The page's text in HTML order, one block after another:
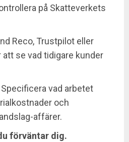
på Skatteverkets
Reco, Trustpilot eller
se vad tidigare kunder
Specificera vad arbetet
och
affärer.
förväntar dig.